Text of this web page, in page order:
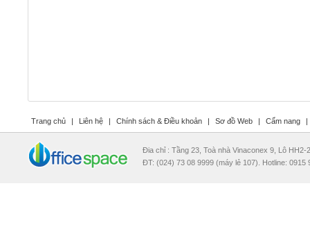
Trang chủ | Liên hệ | Chính sách & Điều khoản | Sơ đồ Web | Cẩm nang |
Đia chỉ : Tầng 23, Toà nhà Vinaconex 9, Lô
ĐT: (024) 73 08 9999 (máy lẻ 107). Hotline: 0915